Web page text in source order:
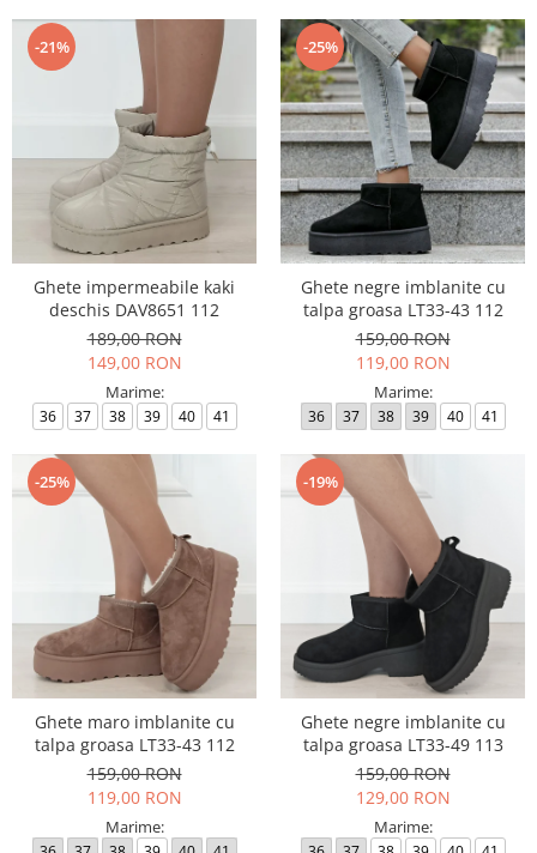
-21%
Ghete impermeabile kaki
deschis DAV8651 112
189,00 RON
149,00 RON
Marime:
36 37 38 39 40 41
-25%
Ghete negre imblanite cu
talpa groasa LT33-43 112
159,00 RON
119,00 RON
Marime:
36 37 38 39 40 41
-25%
Ghete maro imblanite cu
talpa groasa LT33-43 112
159,00 RON
119,00 RON
Marime:
-19%
Ghete negre imblanite cu
talpa groasa LT33-49 113
159,00 RON
129,00 RON
Marime: